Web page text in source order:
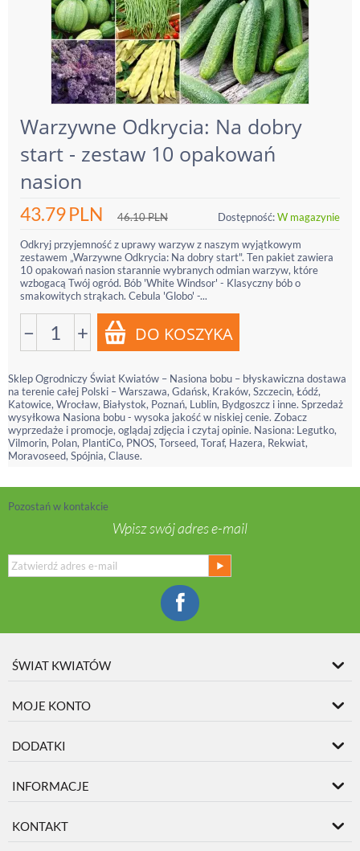
Warzywne Odkrycia: Na dobry
start - zestaw 10 opakowań
nasion
43.79PLN 46.10PLN Dostępność:W magazynie
Odkryj przyjemność z uprawy warzyw z naszym wyjątkowym
zestawem „Warzywne Odkrycia: Na dobry start". Ten pakiet zawiera
10 opakowań nasion starannie wybranych odmian warzyw, które
wzbogacą Twój ogród. Bób 'White Windsor' - Klasyczny bób o
smakowitych strąkach. Cebula 'Globo' -...
− +
Sklep Ogrodniczy Świat Kwiatów – Nasiona bobu – błyskawiczna dostawa
na terenie całej Polski – Warszawa, Gdańsk, Kraków, Szczecin, Łódź,
Katowice, Wrocław, Białystok, Poznań, Lublin, Bydgoszcz i inne. Sprzedaż
wysyłkowa Nasiona bobu - wysoka jakość w niskiej cenie. Zobacz
wyprzedaże i promocje, oglądaj zdjęcia i czytaj opinie. Nasiona: Legutko,
Vilmorin, Polan, PlantiCo, PNOS, Torseed, Toraf, Hazera, Rekwiat,
Moravoseed, Spójnia, Clause.
Pozostań w kontakcie
Wpisz swój adres e-mail
ŚWIAT KWIATÓW
MOJE KONTO
DODATKI
INFORMACJE
KONTAKT